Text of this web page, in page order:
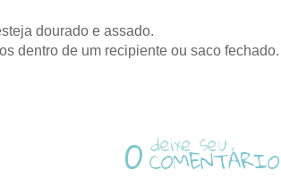
dourado e assado.
dentro de um recipiente ou saco fechado.
0